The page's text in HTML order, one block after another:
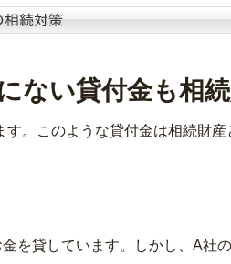
ない貸付金も相
。このような貸付金は相続財産
を貸しています。しかし、A社